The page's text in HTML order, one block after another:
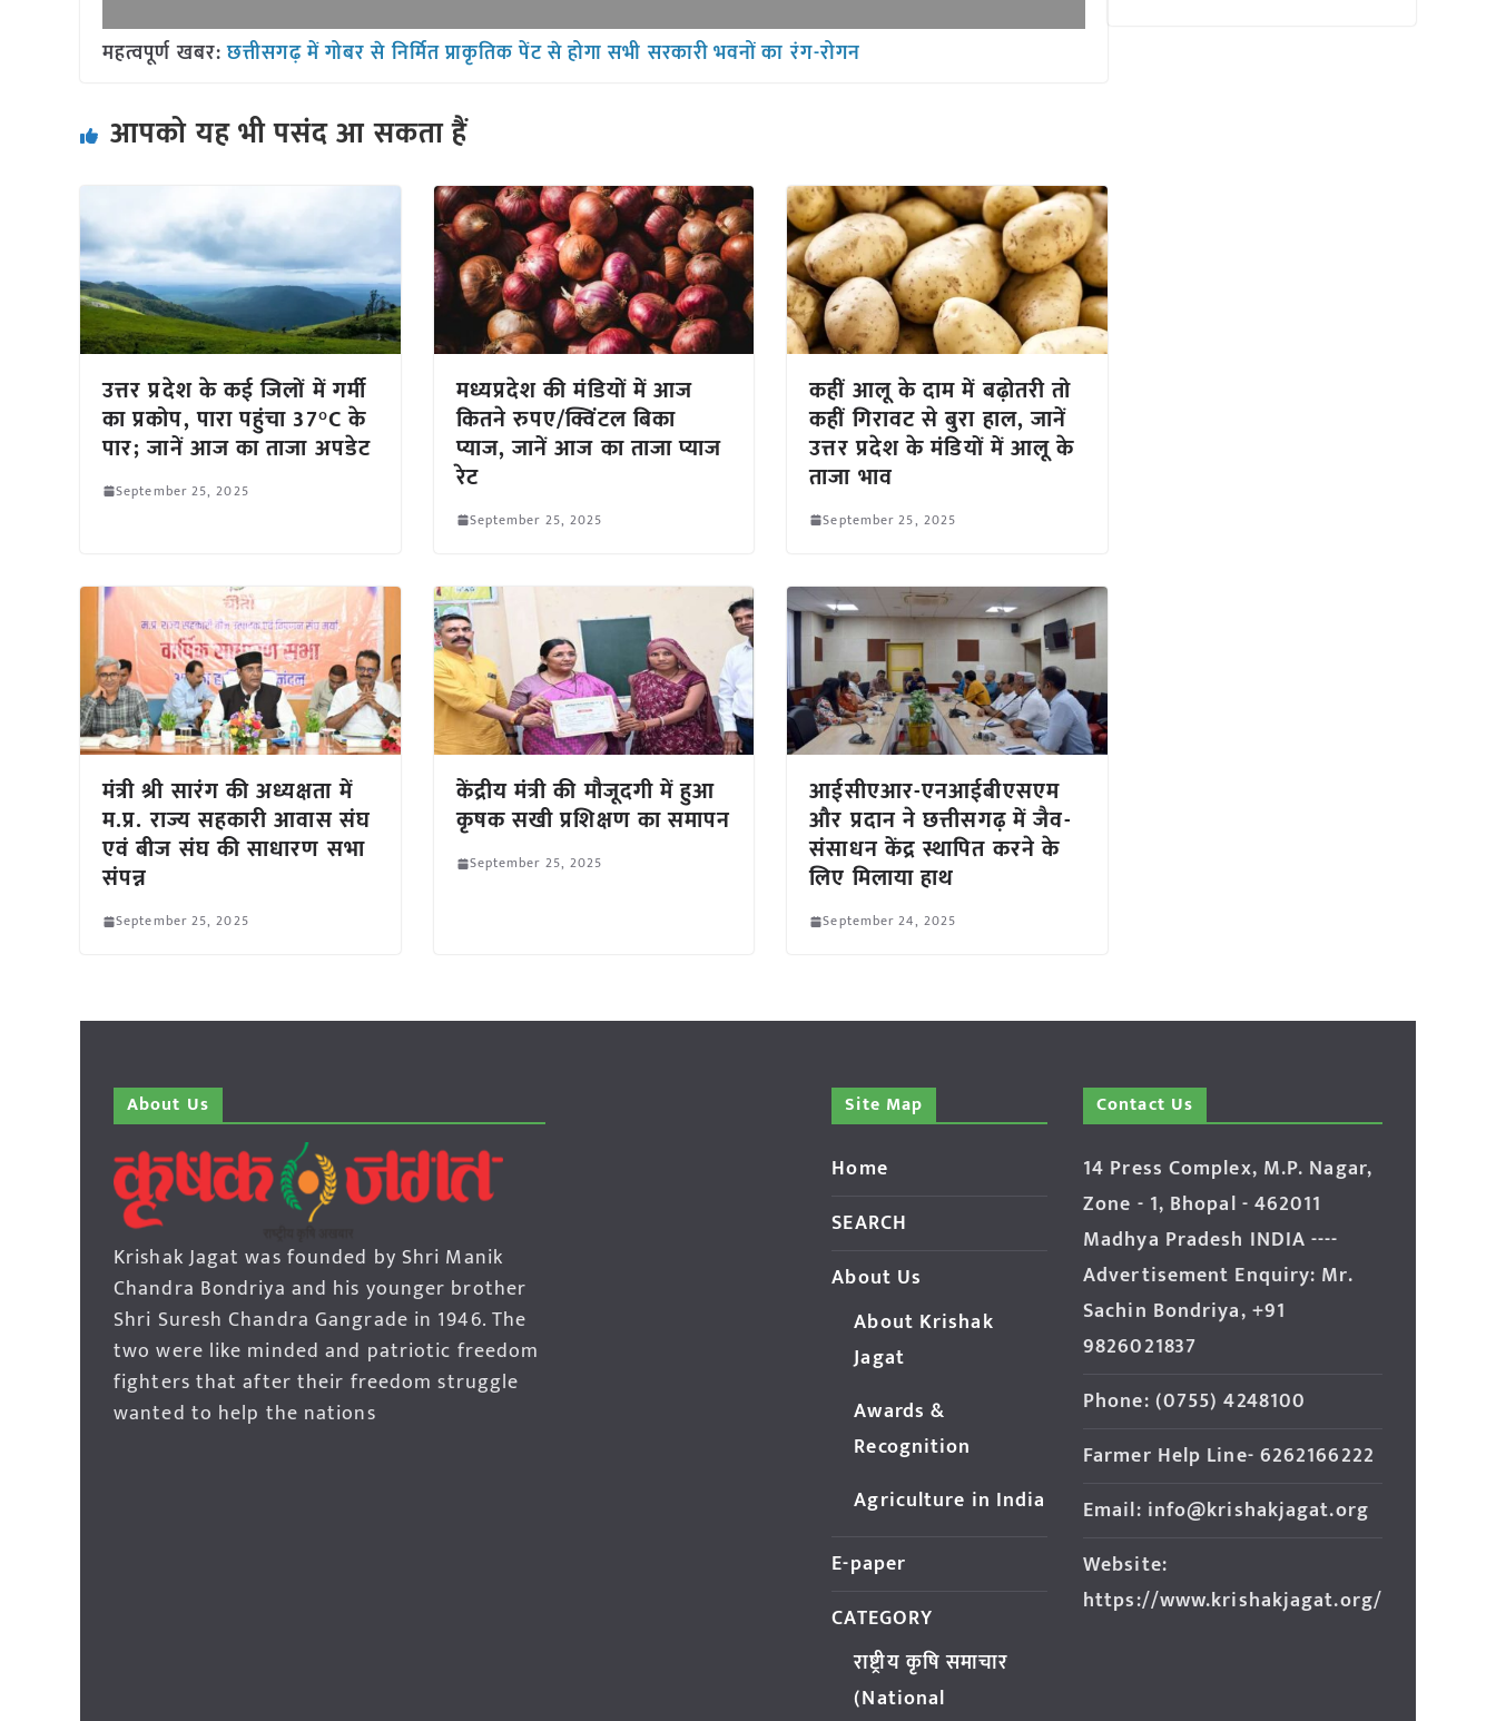
महत्वपूर्ण खबर: छत्तीसगढ़ में गोबर से निर्मित प्राकृतिक पेंट से होगा सभी सरकारी भवनों का रंग-रोगन
आपको यह भी पसंद आ सकता हैं
उत्तर प्रदेश के कई जिलों में गर्मी
का प्रकोप, पारा पहुंचा 37°C के
पार; जानें आज का ताजा अपडेट
September 25, 2025
मध्यप्रदेश की मंडियों में आज
कितने रुपए/क्विंटल बिका
प्याज, जानें आज का ताजा प्याज
रेट
September 25, 2025
कहीं आलू के दाम में बढ़ोतरी तो
कहीं गिरावट से बुरा हाल, जानें
उत्तर प्रदेश के मंडियों में आलू के
ताजा भाव
September 25, 2025
मंत्री श्री सारंग की अध्यक्षता में
म.प्र. राज्य सहकारी आवास संघ
एवं बीज संघ की साधारण सभा
संपन्न
September 25, 2025
केंद्रीय मंत्री की मौजूदगी में हुआ
कृषक सखी प्रशिक्षण का समापन
September 25, 2025
आईसीएआर-एनआईबीएसएम
और प्रदान ने छत्तीसगढ़ में जैव-
संसाधन केंद्र स्थापित करने के
लिए मिलाया हाथ
September 24, 2025
About Us
Krishak Jagat was founded by Shri Manik
Chandra Bondriya and his younger brother
Shri Suresh Chandra Gangrade in 1946. The
two were like minded and patriotic freedom
fighters that after their freedom struggle
wanted to help the nations
Site Map
Home
SEARCH
About Us
About Krishak
Jagat
Awards &
Recognition
Agriculture in India
E-paper
CATEGORY
राष्ट्रीय कृषि समाचार
(National
Contact Us
14 Press Complex, M.P. Nagar,
Zone - 1, Bhopal - 462011
Madhya Pradesh INDIA ----
Advertisement Enquiry: Mr.
Sachin Bondriya, +91
9826021837
Phone: (0755) 4248100
Farmer Help Line- 6262166222
Email: info@krishakjagat.org
Website:
https://www.krishakjagat.org/